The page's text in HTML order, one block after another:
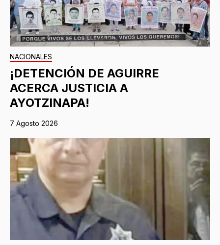
NACIONALES
¡DETENCIÓN DE AGUIRRE
ACERCA JUSTICIA A
AYOTZINAPA!
7 Agosto 2026